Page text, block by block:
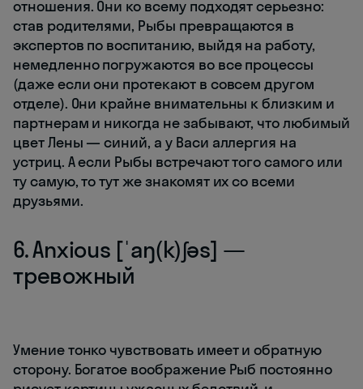
отношения. Они ко всему подходят серьезно:
став родителями, Рыбы превращаются в
экспертов по воспитанию, выйдя на работу,
немедленно погружаются во все процессы
(даже если они протекают в совсем другом
отделе). Они крайне внимательны к близким и
партнерам и никогда не забывают, что любимый
цвет Лены — синий, а у Васи аллергия на
устриц. А если Рыбы встречают того самого или
ту самую, то тут же знакомят их со всеми
друзьями.
6. Anxious [ˈaŋ(k)ʃəs] —
тревожный
Умение тонко чувствовать имеет и обратную
сторону. Богатое воображение Рыб постоянно